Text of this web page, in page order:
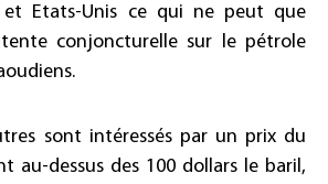
et Etats-Unis ce qui ne peut que
conjoncturelle sur le pétrole
sont intéressés par un prix du
au-dessus des 100 dollars le baril,